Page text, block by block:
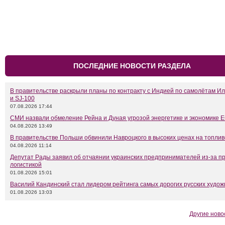
ПОСЛЕДНИЕ НОВОСТИ РАЗДЕЛА
В правительстве раскрыли планы по контракту с Индией по самолётам
и SJ-100
07.08.2026 17:44
СМИ назвали обмеление Рейна и Дуная угрозой энергетике и экономике
04.08.2026 13:49
В правительстве Польши обвинили Навроцкого в высоких ценах на
04.08.2026 11:14
Депутат Рады заявил об отчаянии украинских предпринимателей из-за
логистикой
01.08.2026 15:01
Василий Кандинский стал лидером рейтинга самых дорогих русских
01.08.2026 13:03
Другие